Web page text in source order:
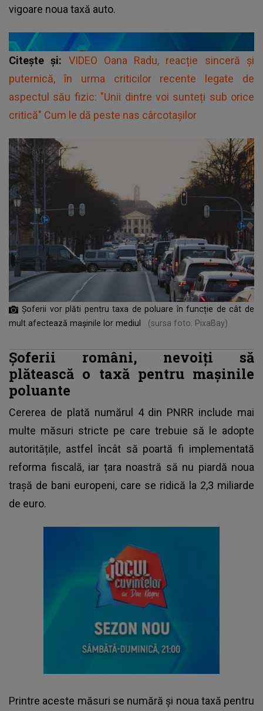
vigoare noua taxă auto.
Citește și: VIDEO Oana Radu, reacție sinceră și
puternică, în urma criticilor recente legate de
aspectul său fizic: "Unii dintre voi sunteți sub orice
critică" Cum le dă peste nas cârcotașilor
Șoferii vor plăti pentru taxa de poluare în funcție de cât de
mult afectează mașinile lor mediul
(sursa foto: PixaBay)
Șoferii români, nevoiți să
plătească o taxă pentru mașinile
poluante
Cererea de plată numărul 4 din PNRR include mai
multe măsuri stricte pe care trebuie să le adopte
autoritățile, astfel încât să poartă fi implementată
reforma fiscală, iar țara noastră să nu piardă noua
trașă de bani europeni, care se ridică la 2,3 miliarde
de euro.
Printre aceste măsuri se numără și noua taxă pentru